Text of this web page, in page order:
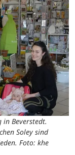
in Beverstedt.
Soley sind
Foto: khe